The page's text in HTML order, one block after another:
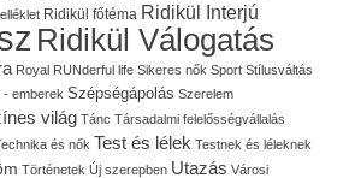
Ridikül főtéma Ridikül Interjú
Ridikül Válogatás
Royal RUNderful life Sikeres nők Sport Stílusváltás
emberek Szépségápolás Szerelem
világ Tánc Társadalmi felelősségvállalás
és nők Test és lélek Testnek és léleknek
Történetek Új szerepben Utazás Városi